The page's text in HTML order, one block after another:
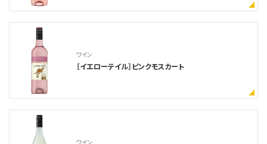
ワイン
［イエローテイル］ピンクモスカート
ワイン